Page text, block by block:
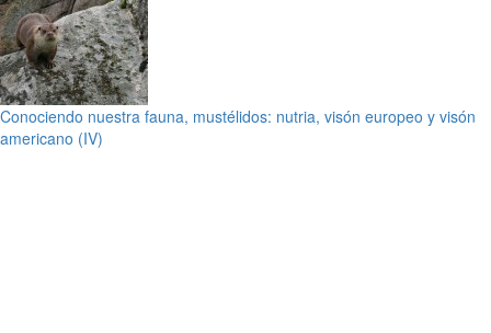
Conociendo nuestra fauna, mustélidos: nutria, visón europeo y visón
americano (IV)